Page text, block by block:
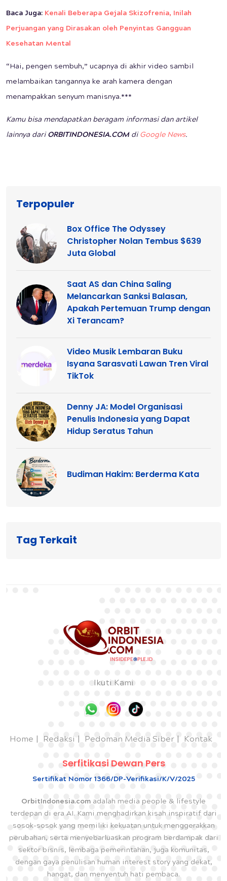
Baca Juga: Kenali Beberapa Gejala Skizofrenia, Inilah
Perjuangan yang Dirasakan oleh Penyintas Gangguan
Kesehatan Mental
“Hai, pengen sembuh,” ucapnya di akhir video sambil
melambaikan tangannya ke arah kamera dengan
menampakkan senyum manisnya.***
Kamu bisa mendapatkan beragam informasi dan artikel
lainnya dari ORBITINDONESIA.COM di Google News.
Terpopuler
Box Office The Odyssey
Christopher Nolan Tembus $639
Juta Global
Saat AS dan China Saling
Melancarkan Sanksi Balasan,
Apakah Pertemuan Trump dengan
Xi Terancam?
Video Musik Lembaran Buku
Isyana Sarasvati Lawan Tren Viral
TikTok
Denny JA: Model Organisasi
Penulis Indonesia yang Dapat
Hidup Seratus Tahun
Budiman Hakim: Berderma Kata
Tag Terkait
Ikuti Kami
Home Redaksi Pedoman Media Siber Kontak
Serfitikasi Dewan Pers
Sertifikat Nomor 1366/DP-Verifikasi/K/V/2025
OrbitIndonesia.com adalah media people & lifestyle
terdepan di era AI. Kami menghadirkan kisah inspiratif dari
sosok-sosok yang memiliki kekuatan untuk menggerakkan
perubahan, serta menyebarluaskan program berdampak dari
sektor bisnis, lembaga pemerintahan, juga komunitas,
dengan gaya penulisan human interest story yang dekat,
hangat, dan menyentuh hati pembaca.